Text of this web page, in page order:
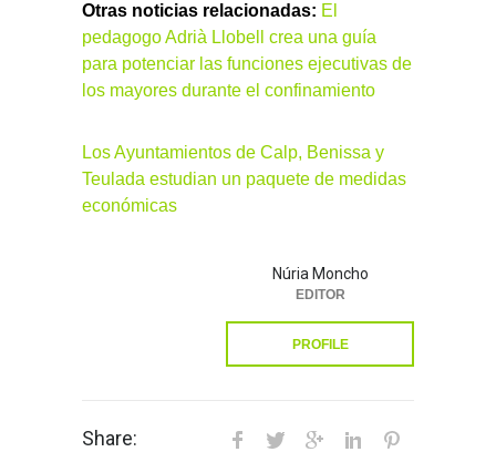
Otras noticias relacionadas: El
pedagogo Adrià Llobell crea una guía
para potenciar las funciones ejecutivas de
los mayores durante el confinamiento
Los Ayuntamientos de Calp, Benissa y
Teulada estudian un paquete de medidas
económicas
Núria Moncho
EDITOR
PROFILE
Share: